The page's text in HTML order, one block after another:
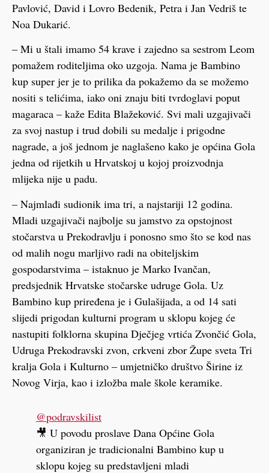
Pavlović, David i Lovro Bedenik, Petra i Jan Vedriš te
Noa Dukarić.
– Mi u štali imamo 54 krave i zajedno sa sestrom Leom
pomažem roditeljima oko uzgoja. Nama je Bambino
kup super jer je to prilika da pokažemo da se možemo
nositi s telićima, iako oni znaju biti tvrdoglavi poput
magaraca – kaže Edita Blažeković. Svi mali uzgajivači
za svoj nastup i trud dobili su medalje i prigodne
nagrade, a još jednom je naglašeno kako je općina Gola
jedna od rijetkih u Hrvatskoj u kojoj proizvodnja
mlijeka nije u padu.
– Najmlađi sudionik ima tri, a najstariji 12 godina.
Mladi uzgajivači najbolje su jamstvo za opstojnost
stočarstva u Prekodravlju i ponosno smo što se kod nas
od malih nogu marljivo radi na obiteljskim
gospodarstvima – istaknuo je Marko Ivančan,
predsjednik Hrvatske stočarske udruge Gola. Uz
Bambino kup priređena je i Gulašijada, a od 14 sati
slijedi prigodan kulturni program u sklopu kojeg će
nastupiti folklorna skupina Dječjeg vrtića Zvončić Gola,
Udruga Prekodravski zvon, crkveni zbor Župe sveta Tri
kralja Gola i Kulturno – umjetničko društvo Širine iz
Novog Virja, kao i izložba male škole keramike.
@podravskilist
🎥 U povodu proslave Dana Općine Gola
organiziran je tradicionalni Bambino kup u
sklopu kojeg su predstavljeni mladi